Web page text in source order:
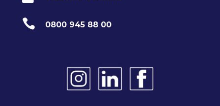
 0800 945 88 00